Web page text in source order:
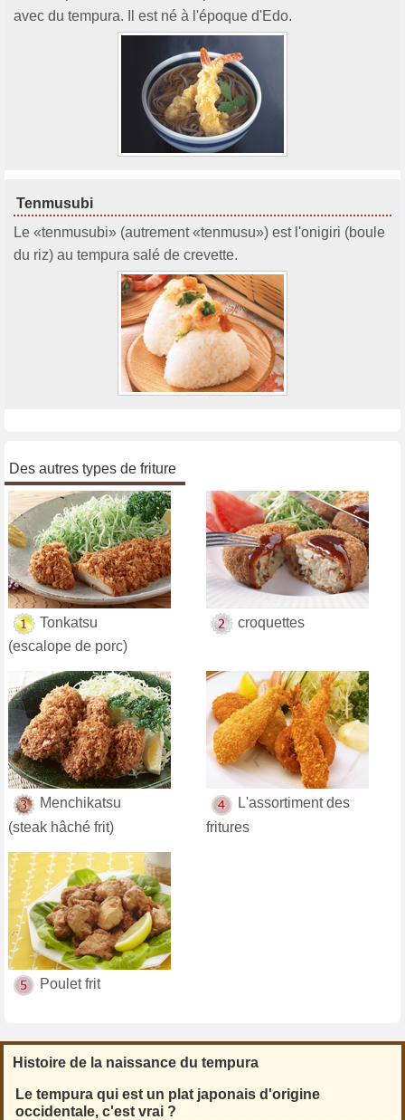
avec du tempura. Il est né à l'époque d'Edo.
Tenmusubi
Le «tenmusubi» (autrement «tenmusu») est l'onigiri (boule
du riz) au tempura salé de crevette.
Des autres types de friture
Tonkatsu
(escalope de porc)
croquettes
Menchikatsu
(steak hâché frit)
L'assortiment des
fritures
Poulet frit
Histoire de la naissance du tempura
Le tempura qui est un plat japonais d'origine
occidentale, c'est vrai ?